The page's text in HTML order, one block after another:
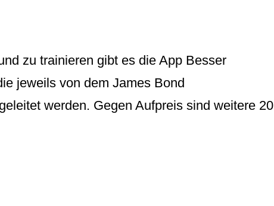
zu trainieren gibt es die App Besser
jeweils von dem James Bond
werden. Gegen Aufpreis sind weitere 20